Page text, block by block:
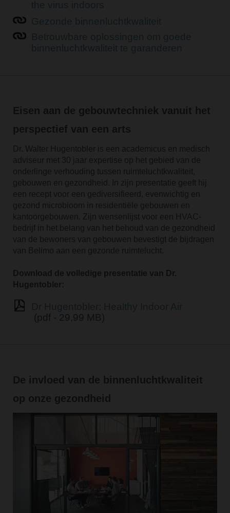
Eisen aan de gebouwtechniek vanuit het
perspectief van een arts
Dr. Walter Hugentobler is een academicus en medisch
adviseur met 30 jaar expertise op het gebied van de
onderlinge verhouding tussen ruimteluchtkwaliteit,
gebouwen en gezondheid. In zijn presentatie geeft hij
een recept voor een gediversifieerd, evenwichtig en
gezond microbioom in residentiële gebouwen en
kantoorgebouwen. Zijn wensenlijst voor een HVAC-
bedrijf in het belang van het behoud van de gezondheid
van de bewoners van gebouwen bevestigt de bijdragen
van Belimo aan een gezonde ruimtelucht.
Download de volledige presentatie van Dr.
Hugentobler:
(pdf - 29,99 MB)
De invloed van de binnenluchtkwaliteit
op onze gezondheid